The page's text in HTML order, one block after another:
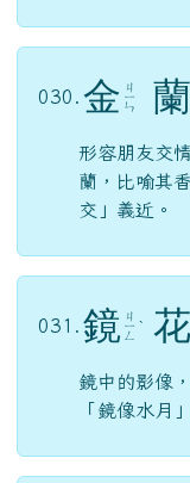
030. 金 ㄐ
ㄧ
ㄣ 蘭
形容朋友交
蘭，比喻其
交」義近。
031. 鏡 ㄐ
ㄧ
ㄥ
ˋ 花
鏡中的影像
「鏡像水月